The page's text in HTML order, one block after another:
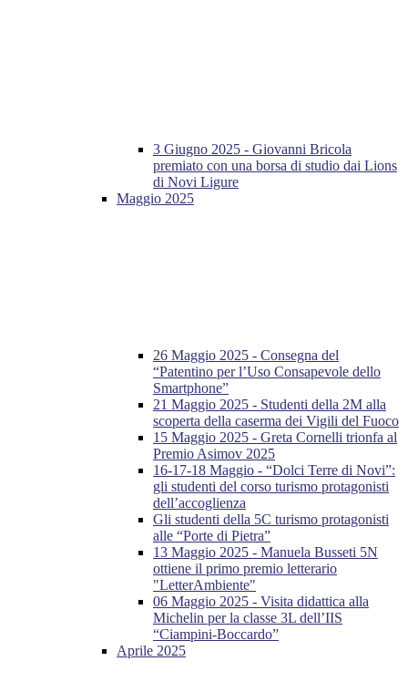
3 Giugno 2025 - Giovanni Bricola
premiato con una borsa di studio dai Lions
di Novi Ligure
Maggio 2025
26 Maggio 2025 - Consegna del
“Patentino per l’Uso Consapevole dello
Smartphone”
21 Maggio 2025 - Studenti della 2M alla
scoperta della caserma dei Vigili del Fuoco
15 Maggio 2025 - Greta Cornelli trionfa al
Premio Asimov 2025
16-17-18 Maggio - “Dolci Terre di Novi”:
gli studenti del corso turismo protagonisti
dell’accoglienza
Gli studenti della 5C turismo protagonisti
alle “Porte di Pietra”
13 Maggio 2025 - Manuela Busseti 5N
ottiene il primo premio letterario
"LetterAmbiente"
06 Maggio 2025 - Visita didattica alla
Michelin per la classe 3L dell’IIS
“Ciampini-Boccardo”
Aprile 2025